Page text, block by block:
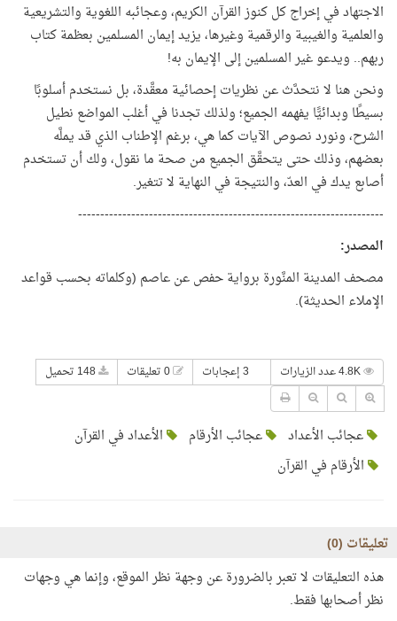
الاجتهاد في إخراج كل كنوز القرآن الكريم، وعجائبه اللغوية والتشريعية
والعلمية والغيبية والرقمية وغيرها، يزيد إيمان المسلمين بعظمة كتاب
ربهم.. ويدعو غير المسلمين إلى الإيمان به!
ونحن هنا لا نتحدَّث عن نظريات إحصائية معقَّدة، بل نستخدم أسلوبًا
بسيطًا وبدائيًّا يفهمه الجميع؛ ولذلك تجدنا في أغلب المواضع نطيل
الشرح، ونورد نصوص الآيات كما هي، برغم الإطناب الذي قد يملَّه
بعضهم، وذلك حتى يتحقَّق الجميع من صحة ما نقول، ولك أن تستخدم
أصابع يدك في العدّ، والنتيجة في النهاية لا تتغير.
---------------------------------------------------------------------
المصدر:
مصحف المدينة المنَّورة برواية حفص عن عاصم (وكلماته بحسب قواعد
الإملاء الحديثة).
3 إعجابات
عجائب الأعداد عجائب الأرقام
الأعداد في القرآن
الأرقام في القرآن
تعليقات (0
)
هذه التعليقات لا تعبر بالضرورة عن وجهة نظر الموقع، وإنما هي وجهات
نظر أصحابها فقط.